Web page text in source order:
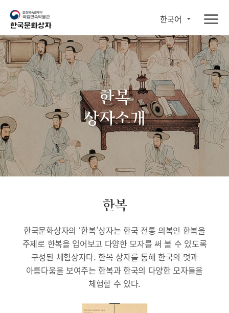
한국어
한복
상자소개
한복
한국문화상자의 ‘한복’상자는 한국 전통 의복인 한복을
주제로 한복을 입어보고 다양한 모자를 써 볼 수 있도록
구성된 체험상자다. 한복 상자를 통해 한국의 멋과
아름다움을 보여주는 한복과 한국의 다양한 모자들을
체험할 수 있다.